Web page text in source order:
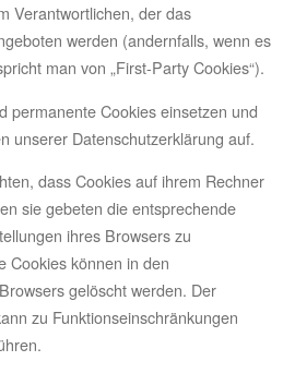
Verantwortlichen, der das
werden (andernfalls, wenn es
man von „First-Party Cookies“).
permanente Cookies einsetzen und
unserer Datenschutzerklärung auf.
dass Cookies auf ihrem Rechner
sie gebeten die entsprechende
ihres Browsers zu
Cookies können in den
gelöscht werden. Der
zu Funktionseinschränkungen